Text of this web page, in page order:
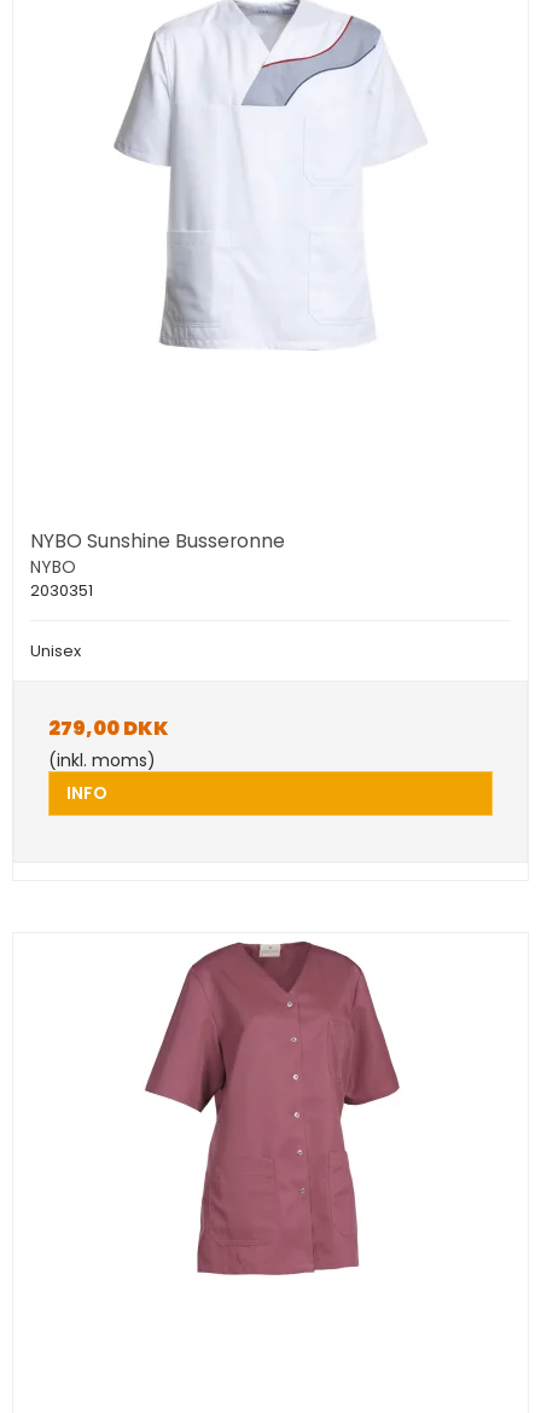
NYBO Sunshine Busseronne
NYBO
2030351
Unisex
279,00 DKK
(inkl. moms)
INFO